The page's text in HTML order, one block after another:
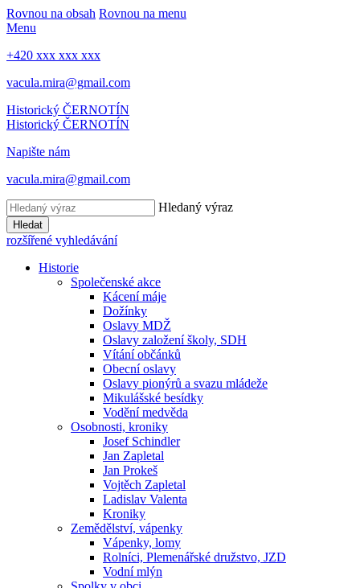
Rovnou na obsah Rovnou na menu
Menu
+420 xxx xxx xxx
vacula.mira@gmail.com
Historický ČERNOTÍN
Historický ČERNOTÍN
Napište nám
vacula.mira@gmail.com
Hledaný výraz
Hledat
rozšířené vyhledávání
Historie
Společenské akce
Kácení máje
Dožínky
Oslavy MDŽ
Oslavy založení školy, SDH
Vítání občánků
Obecní oslavy
Oslavy pionýrů a svazu mládeže
Mikulášské besídky
Vodění medvěda
Osobnosti, kroniky
Josef Schindler
Jan Zapletal
Jan Prokeš
Vojtěch Zapletal
Ladislav Valenta
Kroniky
Zemědělství, vápenky
Vápenky, lomy
Rolníci, Plemenářské družstvo, JZD
Vodní mlýn